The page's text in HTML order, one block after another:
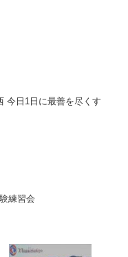
今日1日に最善を尽くす
体験練習会